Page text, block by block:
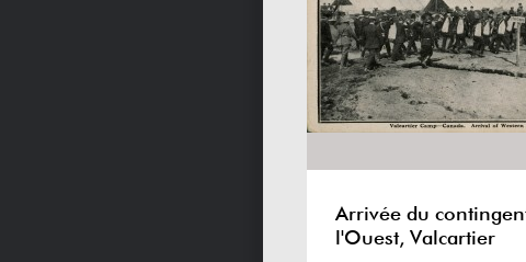
Arrivée du
l'Ouest, Valcartier